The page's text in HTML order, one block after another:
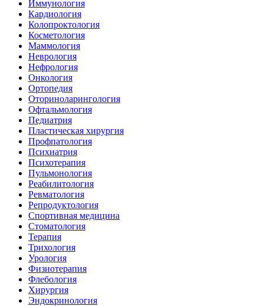
Иммунология
Кардиология
Колопроктология
Косметология
Маммология
Неврология
Нефрология
Онкология
Ортопедия
Оториноларингология
Офтальмология
Педиатрия
Пластическая хирургия
Профпатология
Психиатрия
Психотерапия
Пульмонология
Реабилитология
Ревматология
Репродуктология
Спортивная медицина
Стоматология
Терапия
Трихология
Урология
Физиотерапия
Флебология
Хирургия
Эндокринология